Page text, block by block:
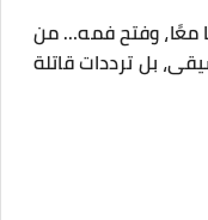
معًا، وفتح فمه… من
بل ترددات قاتلة